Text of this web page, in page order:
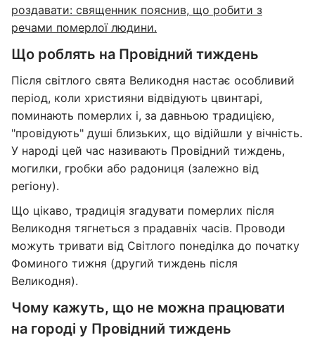
роздавати: священник пояснив, що робити з
речами померлої людини.
Що роблять на Провідний тиждень
Після світлого свята Великодня настає особливий
період, коли християни відвідують цвинтарі,
поминають померлих і, за давньою традицією,
"провідують" душі близьких, що відійшли у вічність.
У народі цей час називають Провідний тиждень,
могилки, гробки або радониця (залежно від
регіону).
Що цікаво, традиція згадувати померлих після
Великодня тягнеться з прадавніх часів. Проводи
можуть тривати від Світлого понеділка до початку
Фоминого тижня (другий тиждень після
Великодня).
Чому кажуть, що не можна працювати
на городі у Провідний тиждень